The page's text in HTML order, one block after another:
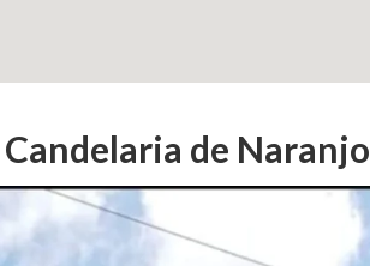
de Naranjo